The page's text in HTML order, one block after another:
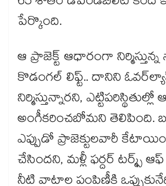
పేర్కొంది.
ఆ ప్రాజెక్ట్​ ఆధారంగా
కొడంగల్​ లిఫ్ట్​.. దానిని
నిర్మిస్తున్నారని, ఎట్టిపరిస్థితుల్లో
అంగీకరించబోమని తెలిపింది.
ఎప్పుడో ప్రాజెక్టులవారీ
చేసిందని, మళ్లీ ఫర్దర్​ టర్మ్స్​